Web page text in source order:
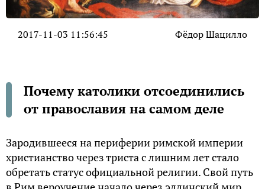
2017-11-03 11:56:45 Фёдор Шацилло
Почему католики отсоединились
от православия на самом деле
Зародившееся на периферии римской империи
христианство через триста с лишним лет стало
обретать статус официальной религии. Свой путь